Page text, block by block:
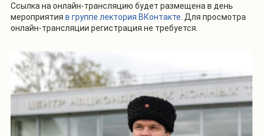
Ссылка на онлайн-трансляцию будет размещена в день
мероприятия в группе лектория ВКонтакте . Для просмотра
онлайн-трансляции регистрация не требуется.